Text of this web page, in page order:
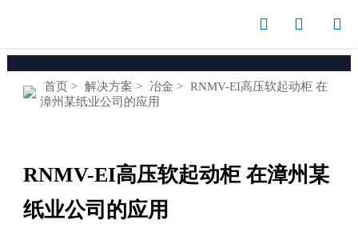
  
首页> 解决方案 > 冶金 > RNMV-EI高压软起动柜 在
漳州某纸业公司的应用
RNMV-EI高压软起动柜 在漳州某
纸业公司的应用